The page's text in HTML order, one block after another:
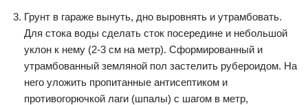
Грунт в гараже вынуть, дно выровнять и утрамбовать.
Для стока воды сделать сток посередине и небольшой
уклон к нему (2-3 см на метр). Сформированный и
утрамбованный земляной пол застелить рубероидом. На
него уложить пропитанные антисептиком и
противогорючкой лаги (шпалы) с шагом в метр,